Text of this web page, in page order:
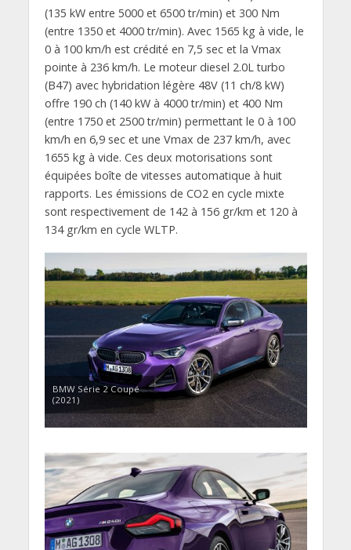
(135 kW entre 5000 et 6500 tr/min) et 300 Nm
(entre 1350 et 4000 tr/min). Avec 1565 kg à vide, le
0 à 100 km/h est crédité en 7,5 sec et la Vmax
pointe à 236 km/h. Le moteur diesel 2.0L turbo
(B47) avec hybridation légère 48V (11 ch/8 kW)
offre 190 ch (140 kW à 4000 tr/min) et 400 Nm
(entre 1750 et 2500 tr/min) permettant le 0 à 100
km/h en 6,9 sec et une Vmax de 237 km/h, avec
1655 kg à vide. Ces deux motorisations sont
équipées boîte de vitesses automatique à huit
rapports. Les émissions de CO2 en cycle mixte
sont respectivement de 142 à 156 gr/km et 120 à
134 gr/km en cycle WLTP.
BMW Série 2 Coupé
(2021)